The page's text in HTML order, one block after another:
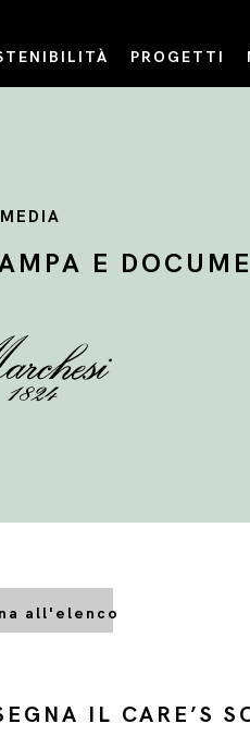
PROGETTI
MEDIA
E
all'elenco
IL CARE’S